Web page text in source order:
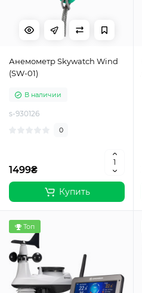
Анемометр Skywatch Wind
(SW-01)
В наличии
s-930126
0
1499₴
Купить
Топ